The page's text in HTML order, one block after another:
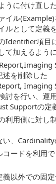
うに付け直した
イル
ルとして定義
Identifier項目
て加えるよう
を削除した
Imaging
討を行い、運
Supportの定
利用側に対し
い、
コードを利用
義以外での固